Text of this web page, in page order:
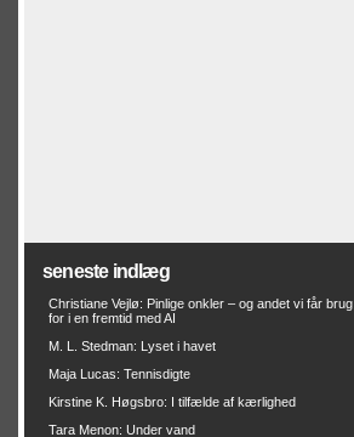
seneste indlæg
Christiane Vejlø: Pinlige onkler – og andet vi får brug
for i en fremtid med AI
M. L. Stedman: Lyset i havet
Maja Lucas: Tennisdigte
Kirstine K. Høgsbro: I tilfælde af kærlighed
Tara Menon: Under vand